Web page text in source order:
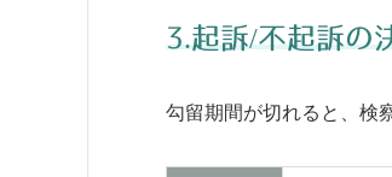
3.起訴/不起訴の
勾留期間が切れると、検